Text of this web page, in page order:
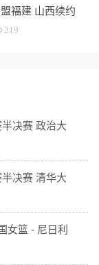
福建 山西续约
219
决赛 政治大
决赛 清华大
女篮 - 尼日利